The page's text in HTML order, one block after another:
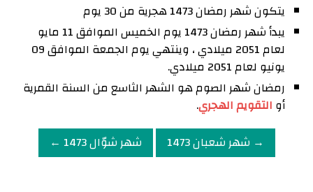
يتكون شهر رمضان 1473 هجرية من 30 يوم
يبدأ شهر رمضان 1473 يوم الخميس الموافق 11 مايو
لعام 2051 ميلادي ، وينتهي يوم الجمعة الموافق 09
يونيو لعام 2051 ميلادي.
رمضان شهر الصوم هو الشهر الثاسع من السنة القمرية
أو التقويم الهجري.
→ شهر شعبان 1473
شهر شوّال 1473 ←